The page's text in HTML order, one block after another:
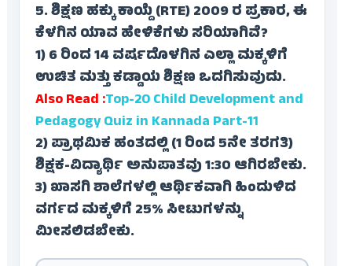
5. ಶಿಕ್ಷಣ ಹಕ್ಕು ಕಾಯ್ದೆ (RTE) 2009 ರ ಪ್ರಕಾರ, ಈ
ಕೆಳಗಿನ ಯಾವ ಹೇಳಿಕೆಗಳು ಸರಿಯಾಗಿವೆ?
1) 6 ರಿಂದ 14 ವರ್ಷದೊಳಗಿನ ಎಲ್ಲಾ ಮಕ್ಕಳಿಗೆ
ಉಚಿತ ಮತ್ತು ಕಡ್ಡಾಯ ಶಿಕ್ಷಣ ಒದಗಿಸುವುದು.
Also Read :Top-20 Child Development and
Pedagogy Quiz in Kannada Part-11
2) ಪ್ರಾಥಮಿಕ ಹಂತದಲ್ಲಿ (1 ರಿಂದ 5ನೇ ತರಗತಿ)
ಶಿಕ್ಷಕ-ವಿದ್ಯಾರ್ಥಿ ಅನುಪಾತವು 1:30 ಆಗಿರಬೇಕು.
3) ಖಾಸಗಿ ಶಾಲೆಗಳಲ್ಲಿ ಆರ್ಥಿಕವಾಗಿ ಹಿಂದುಳಿದ
ವರ್ಗದ ಮಕ್ಕಳಿಗೆ 25% ಸೀಟುಗಳನ್ನು
ಮೀಸಲಿಡಬೇಕು.